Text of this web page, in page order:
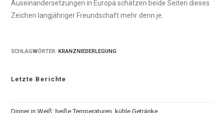
Aus­ein­an­der­set­zun­gen in Euro­pa schät­zen bei­de Sei­ten die­ses
Zei­chen lang­jäh­ri­ger Freund­schaft mehr denn je.
SCHLAGWÖRTER: KRANZNIEDERLEGUNG
Letzte Berichte
Din­ner in Weiß: hei­ße Tem­pe­ra­tu­ren, küh­le Geträn­ke